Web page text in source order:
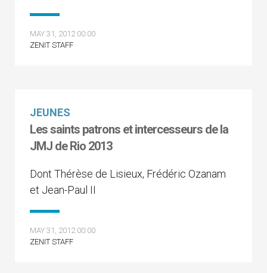
MAY 31, 2012 00:00
ZENIT STAFF
JEUNES
Les saints patrons et intercesseurs de la
JMJ de Rio 2013
Dont Thérèse de Lisieux, Frédéric Ozanam
et Jean-Paul II
MAY 31, 2012 00:00
ZENIT STAFF